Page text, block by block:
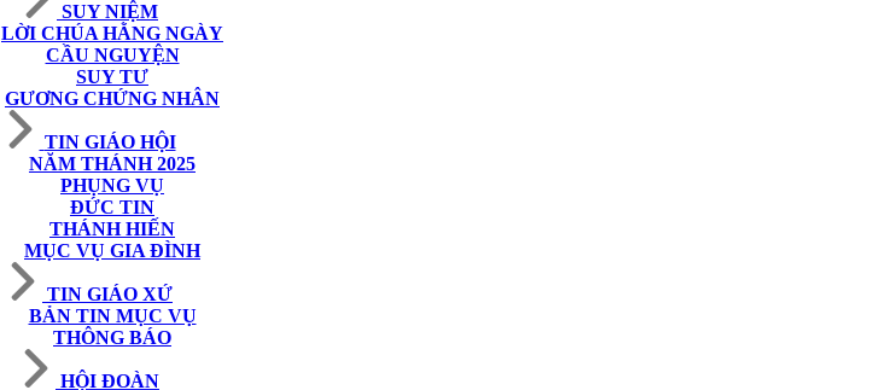
SUY NIỆM
LỜI CHÚA HẰNG NGÀY
CẦU NGUYỆN
SUY TƯ
GƯƠNG CHỨNG NHÂN
TIN GIÁO HỘI
NĂM THÁNH 2025
PHỤNG VỤ
ĐỨC TIN
THÁNH HIẾN
MỤC VỤ GIA ĐÌNH
TIN GIÁO XỨ
BẢN TIN MỤC VỤ
THÔNG BÁO
HỘI ĐOÀN